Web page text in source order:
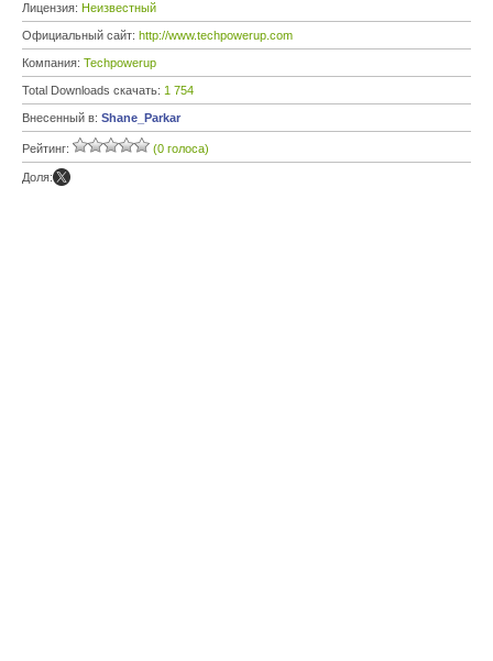
Лицензия: Неизвестный
Официальный сайт: http://www.techpowerup.com
Компания: Techpowerup
Total Downloads скачать: 1 754
Внесенный в: Shane_Parkar
Рейтинг: (0 голоса)
Доля: